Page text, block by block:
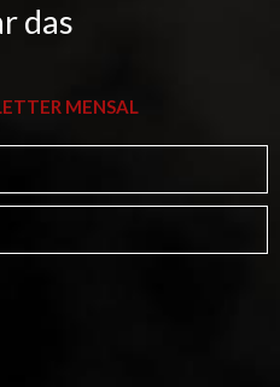
das
MENSAL